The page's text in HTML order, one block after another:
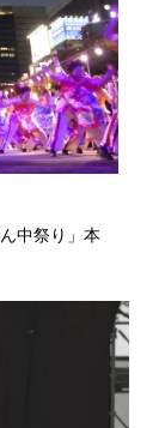
中祭り」本